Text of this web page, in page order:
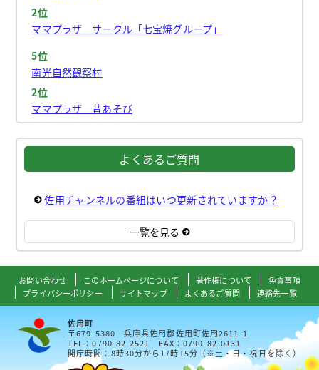
2位
ママプラザ サークル「七宝焼グループ」
5位
南光自然観察村
2位
ママプラザ 昔あそび
よくあるご質問
佐用チャンネルの番組はいつ更新されていますか？
一覧を見る
お問い合わせ このホームページについて 著作権について
免責事項
プライバシーポリシー
サイトマップ よくあるご質問 連絡先一覧
佐用町
〒679-5380 兵庫県佐用郡佐用町佐用2611-1
TEL：0790-82-2521 FAX：0790-82-0131
開庁時間：8時30分から17時15分（※土・日・祝日を除く）